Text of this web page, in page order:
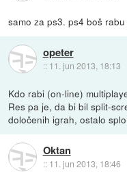
samo za ps3. ps4 boš rabu
opeter
:: 11. jun 2013, 18:13
Kdo rabi (on-line)
Res pa je, da bi bil split-
določenih igrah, ostalo
Oktan
:: 11. jun 2013, 18:46